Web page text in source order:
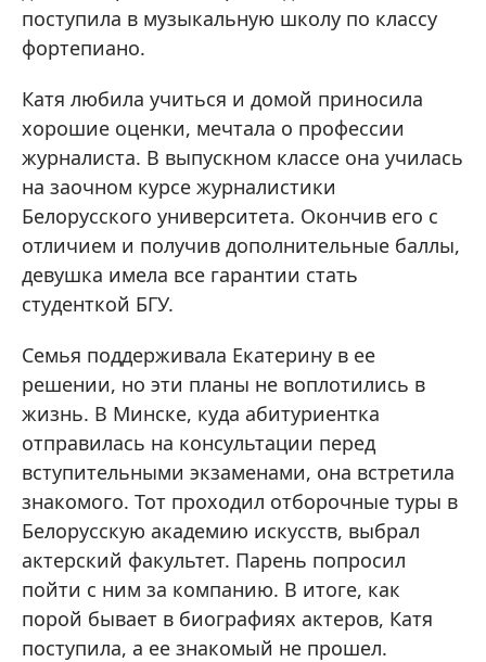
поступила в музыкальную школу по классу
фортепиано.
Катя любила учиться и домой приносила
хорошие оценки, мечтала о профессии
журналиста. В выпускном классе она училась
на заочном курсе журналистики
Белорусского университета. Окончив его с
отличием и получив дополнительные баллы,
девушка имела все гарантии стать
студенткой БГУ.
Семья поддерживала Екатерину в ее
решении, но эти планы не воплотились в
жизнь. В Минске, куда абитуриентка
отправилась на консультации перед
вступительными экзаменами, она встретила
знакомого. Тот проходил отборочные туры в
Белорусскую академию искусств, выбрал
актерский факультет. Парень попросил
пойти с ним за компанию. В итоге, как
порой бывает в биографиях актеров, Катя
поступила, а ее знакомый не прошел.